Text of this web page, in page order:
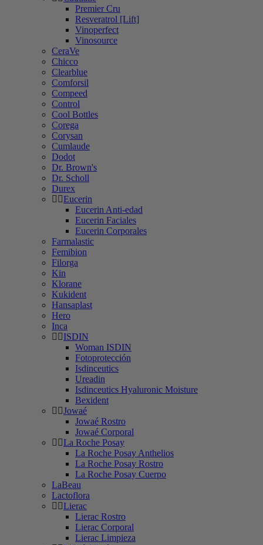
Premier Cru
Resveratrol [Lift]
Vinoperfect
Vinosource
CeraVe
Chicco
Clearblue
Comforsil
Compeed
Control
Cool Bottles
Corega
Corysan
Cumlaude
Dodot
Dr. Brown's
Dr. Scholl
Durex
Eucerin
Eucerin Anti-edad
Eucerin Faciales
Eucerin Corporales
Farmalastic
Femibion
Filorga
Kin
Klorane
Kukident
Hansaplast
Hero
Inca
ISDIN
Woman ISDIN
Fotoprotección
Isdinceutics
Ureadin
Isdinceutics Hyaluronic Moisture
Bexident
Jowaé
Jowaé Rostro
Jowaé Corporal
La Roche Posay
La Roche Posay Anthelios
La Roche Posay Rostro
La Roche Posay Cuerpo
LaBeau
Lactoflora
Lierac
Lierac Rostro
Lierac Corporal
Lierac Limpieza